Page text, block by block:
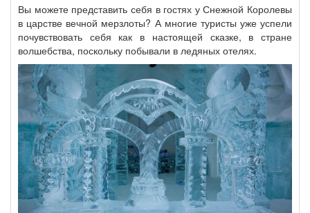
Вы можете представить себя в гостях у Снежной Королевы
в царстве вечной мерзлоты? А многие туристы уже успели
почувствовать себя как в настоящей сказке, в стране
волшебства, поскольку побывали в ледяных отелях.